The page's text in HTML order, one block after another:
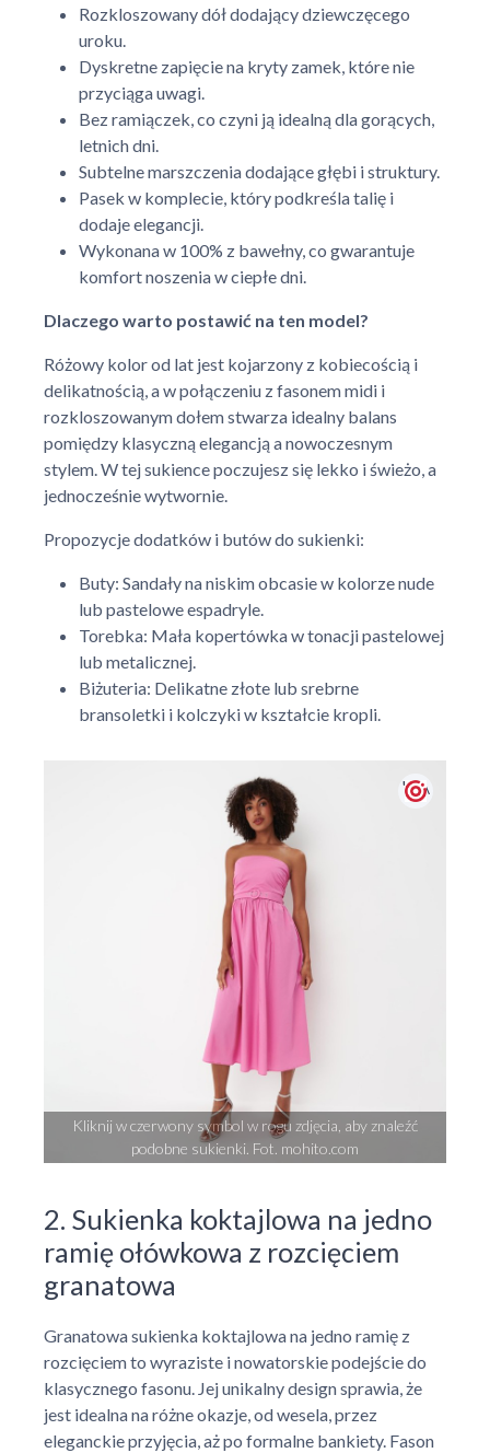
Rozkloszowany dół dodający dziewczęcego
uroku.
Dyskretne zapięcie na kryty zamek, które nie
przyciąga uwagi.
Bez ramiączek, co czyni ją idealną dla gorących,
letnich dni.
Subtelne marszczenia dodające głębi i struktury.
Pasek w komplecie, który podkreśla talię i
dodaje elegancji.
Wykonana w 100% z bawełny, co gwarantuje
komfort noszenia w ciepłe dni.
Dlaczego warto postawić na ten model?
Różowy kolor od lat jest kojarzony z kobiecością i
delikatnością, a w połączeniu z fasonem midi i
rozkloszowanym dołem stwarza idealny balans
pomiędzy klasyczną elegancją a nowoczesnym
stylem. W tej sukience poczujesz się lekko i świeżo, a
jednocześnie wytwornie.
Propozycje dodatków i butów do sukienki:
Buty: Sandały na niskim obcasie w kolorze nude
lub pastelowe espadryle.
Torebka: Mała kopertówka w tonacji pastelowej
lub metalicznej.
Biżuteria: Delikatne złote lub srebrne
bransoletki i kolczyki w kształcie kropli.
Kliknij w czerwony symbol w rogu zdjęcia, aby znaleźć
podobne sukienki. Fot. mohito.com
' + \
2. Sukienka koktajlowa na jedno
ramię ołówkowa z rozcięciem
granatowa
Granatowa sukienka koktajlowa na jedno ramię z
rozcięciem to wyraziste i nowatorskie podejście do
klasycznego fasonu. Jej unikalny design sprawia, że
jest idealna na różne okazje, od wesela, przez
eleganckie przyjęcia, aż po formalne bankiety. Fason